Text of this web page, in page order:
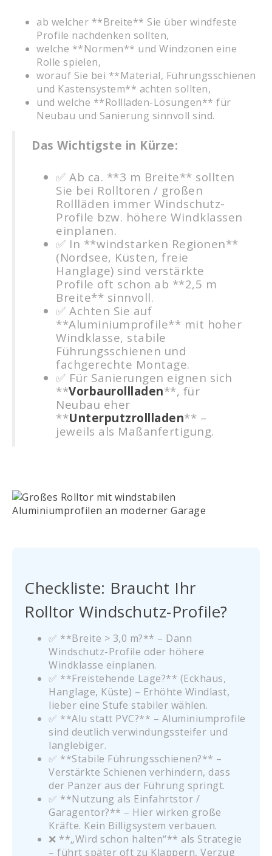
ab welcher **Breite** Sie über windfeste
Profile nachdenken sollten,
welche **Normen** und Windzonen eine
Rolle spielen,
worauf Sie bei **Material, Führungsschienen
und Kastensystem** achten sollten,
und welche **Rollladen-Lösungen** für
Neubau und Sanierung sinnvoll sind.
Das Wichtigste in Kürze:
✅ Ab ca. **3 m Breite** sollten
Sie bei Rolltoren / großen
Rollläden immer Windschutz-
Profile bzw. höhere Windklassen
einplanen.
✅ In **windstarken Regionen**
(Nordsee, Küsten, freie
Hanglage) sind verstärkte
Profile oft schon ab **2,5 m
Breite** sinnvoll.
✅ Achten Sie auf
**Aluminiumprofile** mit hoher
Windklasse, stabile
Führungsschienen und
fachgerechte Montage.
✅ Für Sanierungen eignen sich
**Vorbaurollladen**, für
Neubau eher
**Unterputzrollladen** –
jeweils als Maßanfertigung.
Checkliste: Braucht Ihr
Rolltor Windschutz-Profile?
✅ **Breite > 3,0 m?** – Dann
Windschutz-Profile oder höhere
Windklasse einplanen.
✅ **Freistehende Lage?** (Eckhaus,
Hanglage, Küste) – Erhöhte Windlast,
lieber eine Stufe stabiler wählen.
✅ **Alu statt PVC?** – Aluminiumprofile
sind deutlich verwindungssteifer und
langlebiger.
✅ **Stabile Führungsschienen?** –
Verstärkte Schienen verhindern, dass
der Panzer aus der Führung springt.
✅ **Nutzung als Einfahrtstor /
Garagentor?** – Hier wirken große
Kräfte. Kein Billigsystem verbauen.
❌ **„Wird schon halten“** als Strategie
– führt später oft zu Klappern, Verzug